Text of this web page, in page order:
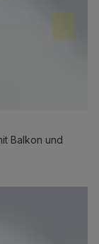
Balkon und